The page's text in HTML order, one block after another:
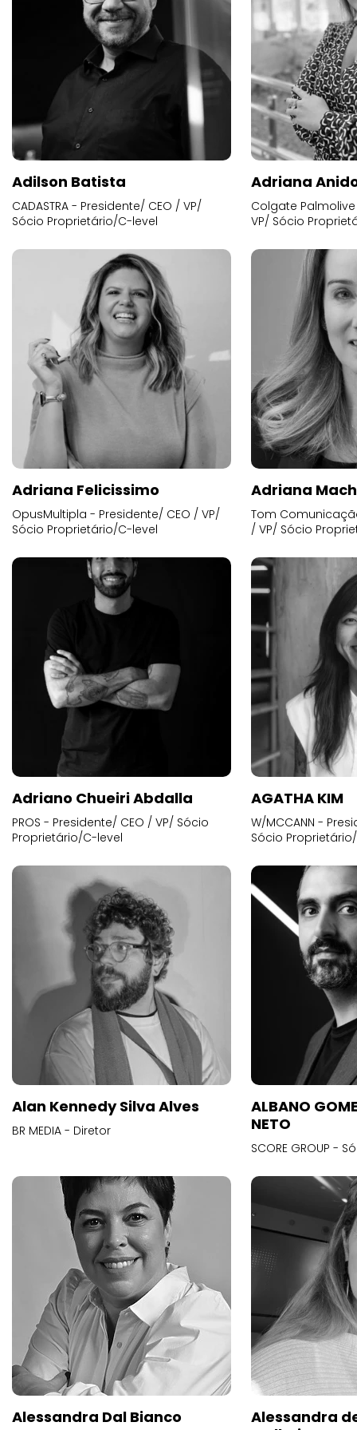
Adilson Batista
CADASTRA - Presidente/ CEO / VP/
Sócio Proprietário/C-level
Adriana
Colgate
VP/ Sócio
Adriana Felicissimo
OpusMultipla - Presidente/ CEO / VP/
Sócio Proprietário/C-level
Adriana
Tom
/ VP/ Sócio
Adriano Chueiri Abdalla
PROS - Presidente/ CEO / VP/ Sócio
Proprietário/C-level
AGATHA KIM
W/MCCANN -
Sócio
Alan Kennedy Silva Alves
BR MEDIA - Diretor
ALBANO
NETO
SCORE GROUP -
Alessandra Dal Bianco
Alessandra